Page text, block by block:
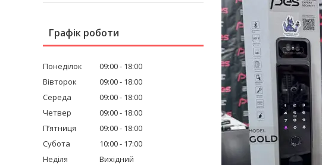
Графік роботи
Понеділок 09:00
18:00
Вівторок
09:00
18:00
Середа
09:00
18:00
Четвер
09:00
18:00
Пʼятниця
09:00
18:00
Субота
10:00
17:00
Неділя
Вихідний